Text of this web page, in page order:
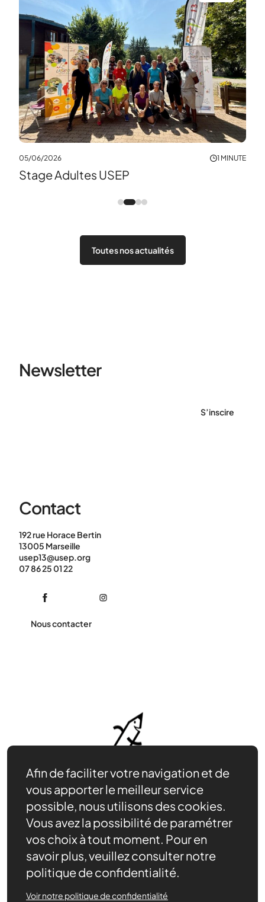
05/06/2026 1 MINUTE
Stage Adultes USEP
Toutes nos actualités
Newsletter
S’inscire
Contact
192 rue Horace Bertin
13005 Marseille
usep13@usep.org
07 86 25 01 22
Nous contacter
Contact
Nous trouver
Afin de faciliter votre navigation et de
vous apporter le meilleur service
possible, nous utilisons des cookies.
Vous avez la possibilité de paramétrer
vos choix à tout moment. Pour en
savoir plus, veuillez consulter notre
politique de confidentialité.
Voir notre politique de confidentialité